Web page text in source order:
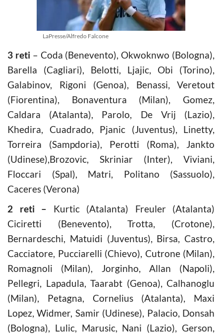
LaPresse/Alfredo Falcone
3 reti – Coda (Benevento), Okwoknwo (Bologna),
Barella (Cagliari), Belotti, Ljajic, Obi (Torino),
Galabinov, Rigoni (Genoa), Benassi, Veretout
(Fiorentina), Bonaventura (Milan), Gomez,
Caldara (Atalanta), Parolo, De Vrij (Lazio),
Khedira, Cuadrado, Pjanic (Juventus), Linetty,
Torreira (Sampdoria), Perotti (Roma), Jankto
(Udinese),Brozovic, Skriniar (Inter), Viviani,
Floccari (Spal), Matri, Politano (Sassuolo),
Caceres (Verona)
2 reti – Kurtic (Atalanta) Freuler (Atalanta)
Ciciretti (Benevento), Trotta, (Crotone),
Bernardeschi, Matuidi (Juventus), Birsa, Castro,
Cacciatore, Pucciarelli (Chievo), Cutrone (Milan),
Romagnoli (Milan), Jorginho, Allan (Napoli),
Pellegri, Lapadula, Taarabt (Genoa), Calhanoglu
(Milan), Petagna, Cornelius (Atalanta), Maxi
Lopez, Widmer, Samir (Udinese), Palacio, Donsah
(Bologna), Lulic, Marusic, Nani (Lazio), Gerson,